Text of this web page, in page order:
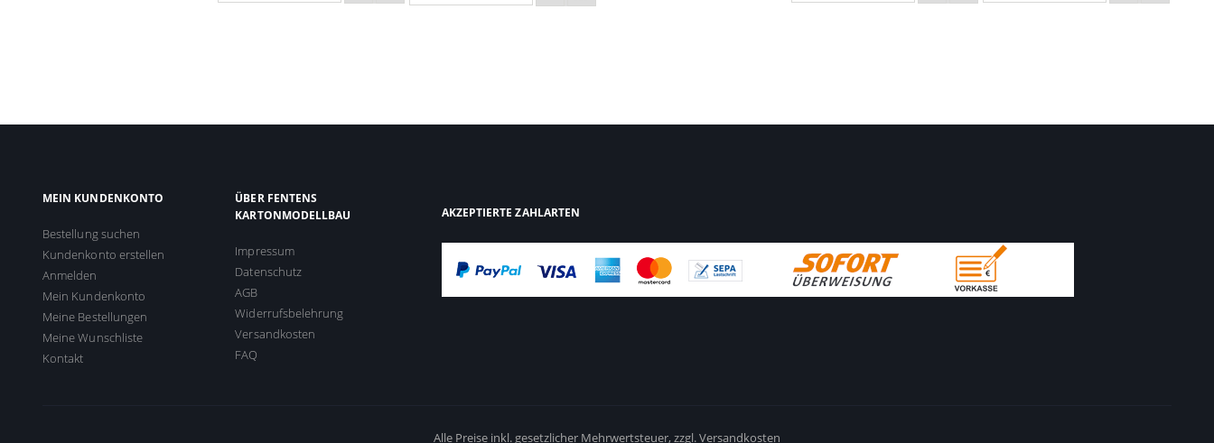
MEIN KUNDENKONTO
Bestellung suchen
Kundenkonto erstellen
Anmelden
Mein Kundenkonto
Meine Bestellungen
Meine Wunschliste
Kontakt
ÜBER FENTENS
KARTONMODELLBAU
Impressum
Datenschutz
AGB
Widerrufsbelehrung
Versandkosten
FAQ
AKZEPTIERTE ZAHLARTEN
Alle Preise inkl. gesetzlicher Mehrwertsteuer,zzgl. Versandkosten